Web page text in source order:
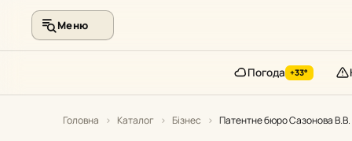
Меню
Погода +33°
Головна › Каталог › Бізнес › Патентне бюро Сазонова В.В.